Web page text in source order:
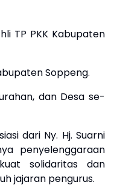
TP PKK Kabupaten
Soppeng.
dan Desa se-
dari Ny. Hj. Suarni
penyelenggaraan
solidaritas dan
jajaran pengurus.